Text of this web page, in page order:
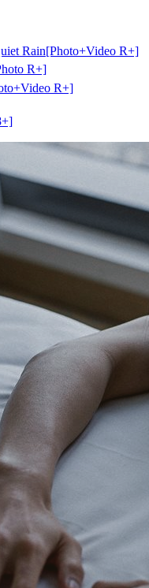
Rain[Photo+Video R+]
R+]
R+]